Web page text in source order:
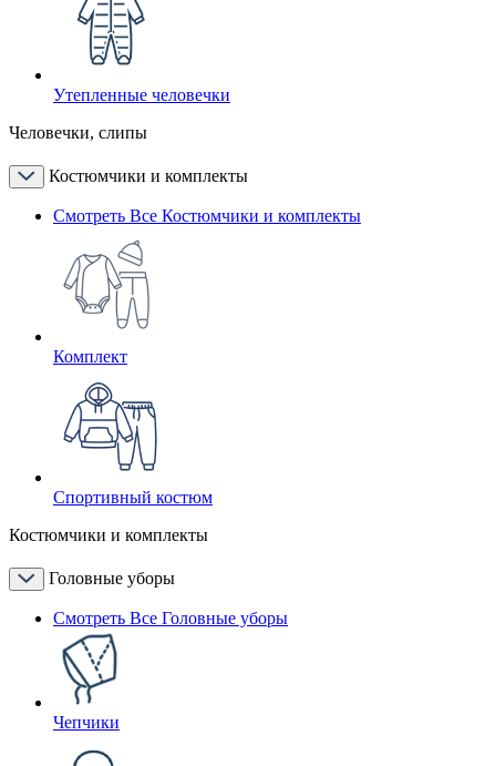
Утепленные человечки
Человечки, слипы
Костюмчики и комплекты
Смотреть Все Костюмчики и комплекты
Комплект
Спортивный костюм
Костюмчики и комплекты
Головные уборы
Смотреть Все Головные уборы
Чепчики